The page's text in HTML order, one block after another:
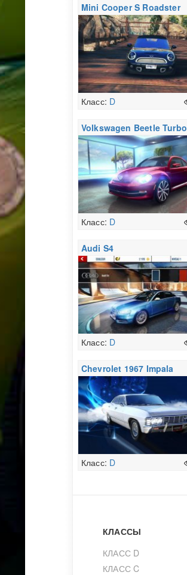
Mini Cooper S Roadster
Класс: D
Volkswagen Beetle Turbo
Класс: D
Audi S4
Класс: D
Chevrolet 1967 Impala
Класс: D
КЛАССЫ
КЛАСС D
КЛАСС C